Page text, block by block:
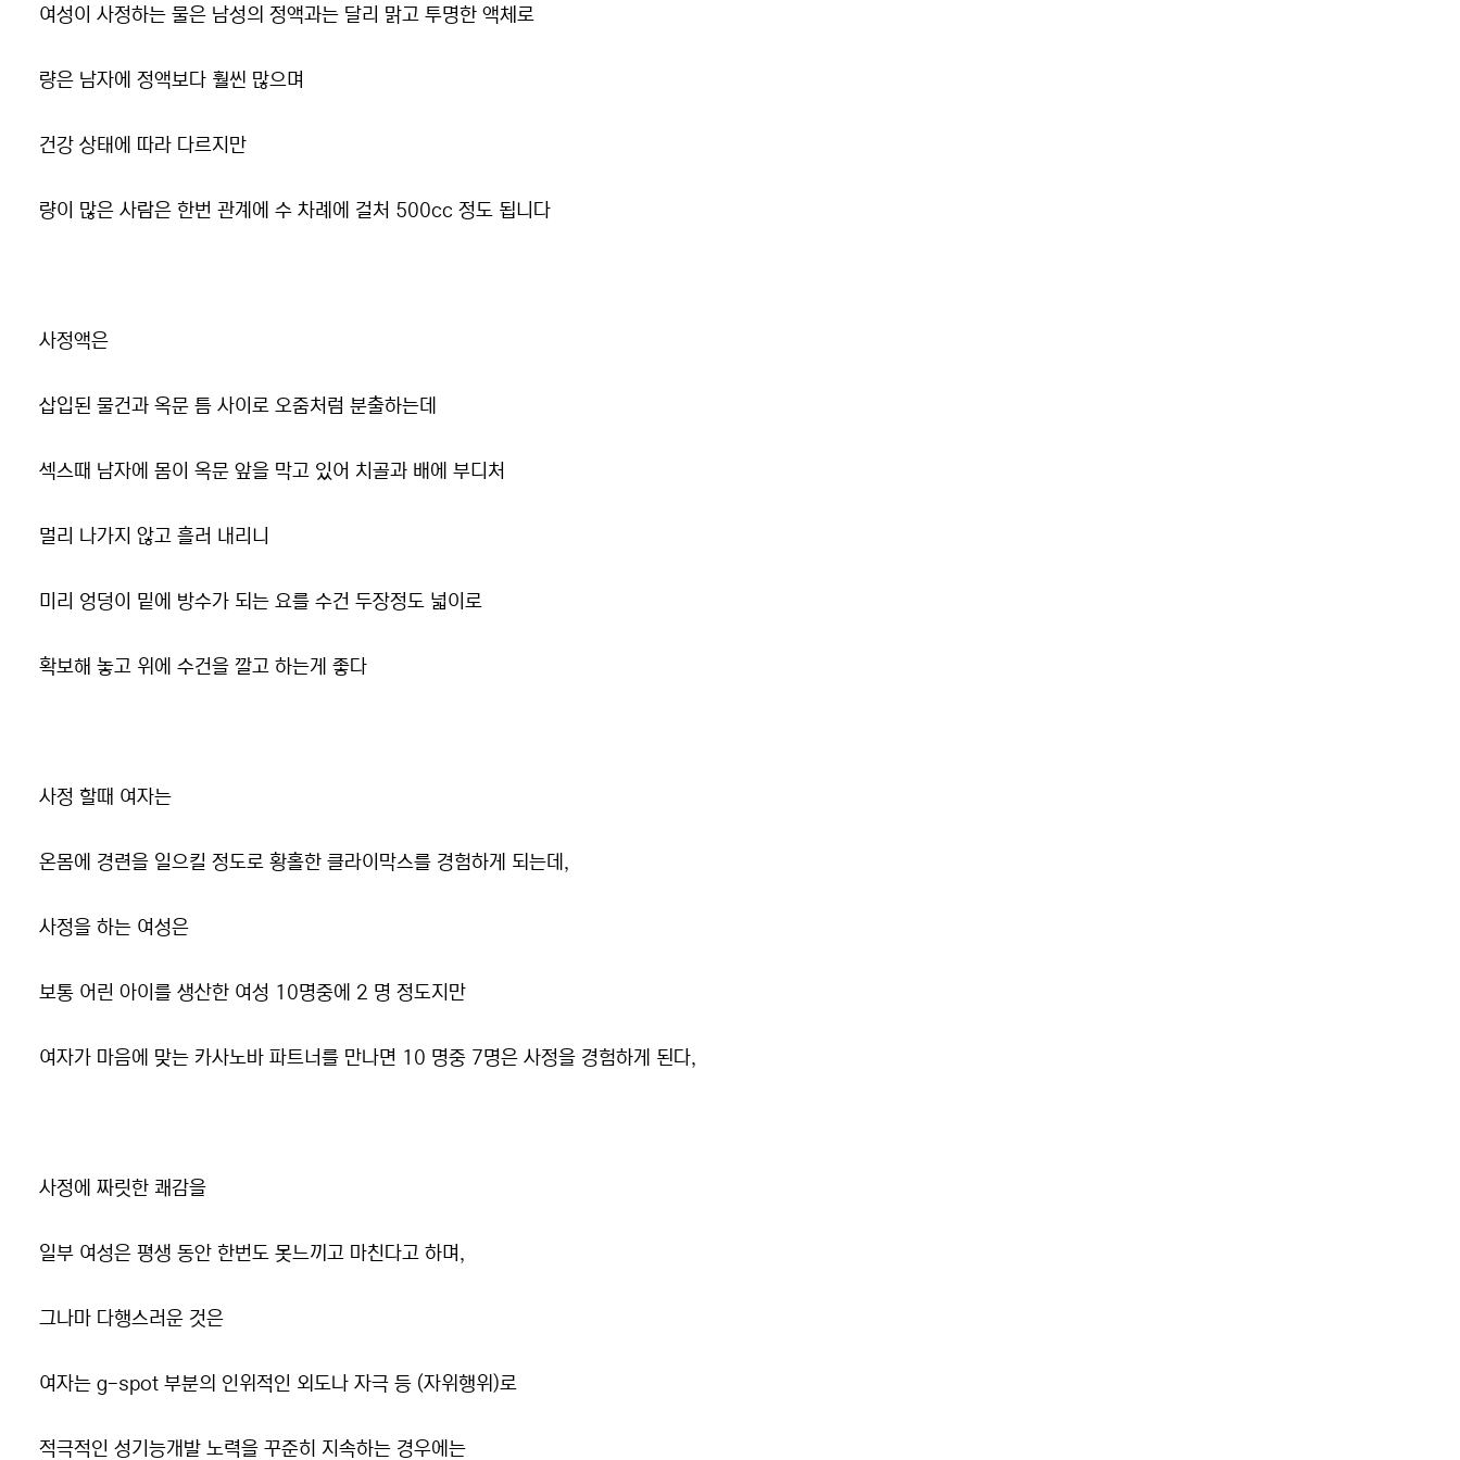
여성이 사정하는 물은 남성의 정액과는 달리 맑고 투명한 액체로
량은 남자에 정액보다 훨씬 많으며
건강 상태에 따라 다르지만
량이 많은 사람은 한번 관계에 수 차례에 걸처 500cc 정도 됩니다
사정액은
삽입된 물건과 옥문 틈 사이로 오줌처럼 분출하는데
섹스때 남자에 몸이 옥문 앞을 막고 있어 치골과 배에 부디처
멀리 나가지 않고 흘러 내리니
미리 엉덩이 밑에 방수가 되는 요를 수건 두장정도 넓이로
확보해 놓고 위에 수건을 깔고 하는게 좋다
사정 할때 여자는
온몸에 경련을 일으킬 정도로 황홀한 클라이막스를 경험하게 되는데,
사정을 하는 여성은
보통 어린 아이를 생산한 여성 10명중에 2 명 정도지만
여자가 마음에 맞는 카사노바 파트너를 만나면 10 명중 7명은 사정을 경험하게 된다,
사정에 짜릿한 쾌감을
일부 여성은 평생 동안 한번도 못느끼고 마친다고 하며,
그나마 다행스러운 것은
여자는 g-spot 부분의 인위적인 외도나 자극 등 (자위행위)로
적극적인 성기능개발 노력을 꾸준히 지속하는 경우에는